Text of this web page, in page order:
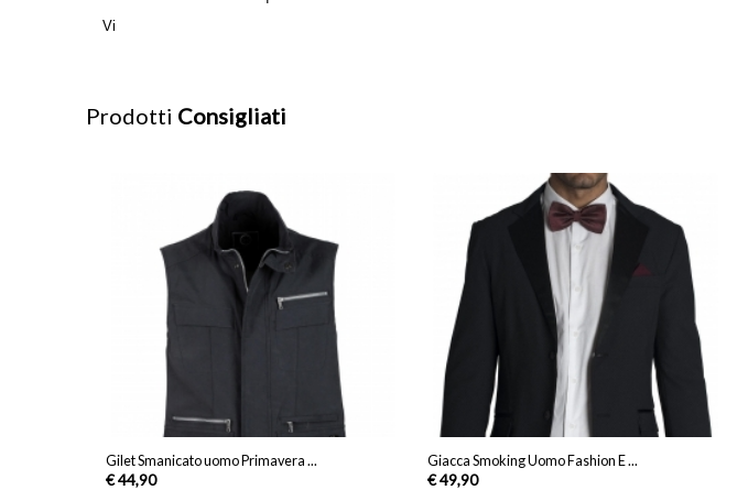
Vi
Prodotti Consigliati
Gilet Smanicato uomo Primavera ...
€ 44,90
Giacca Smoking Uomo Fashion E ...
€ 49,90